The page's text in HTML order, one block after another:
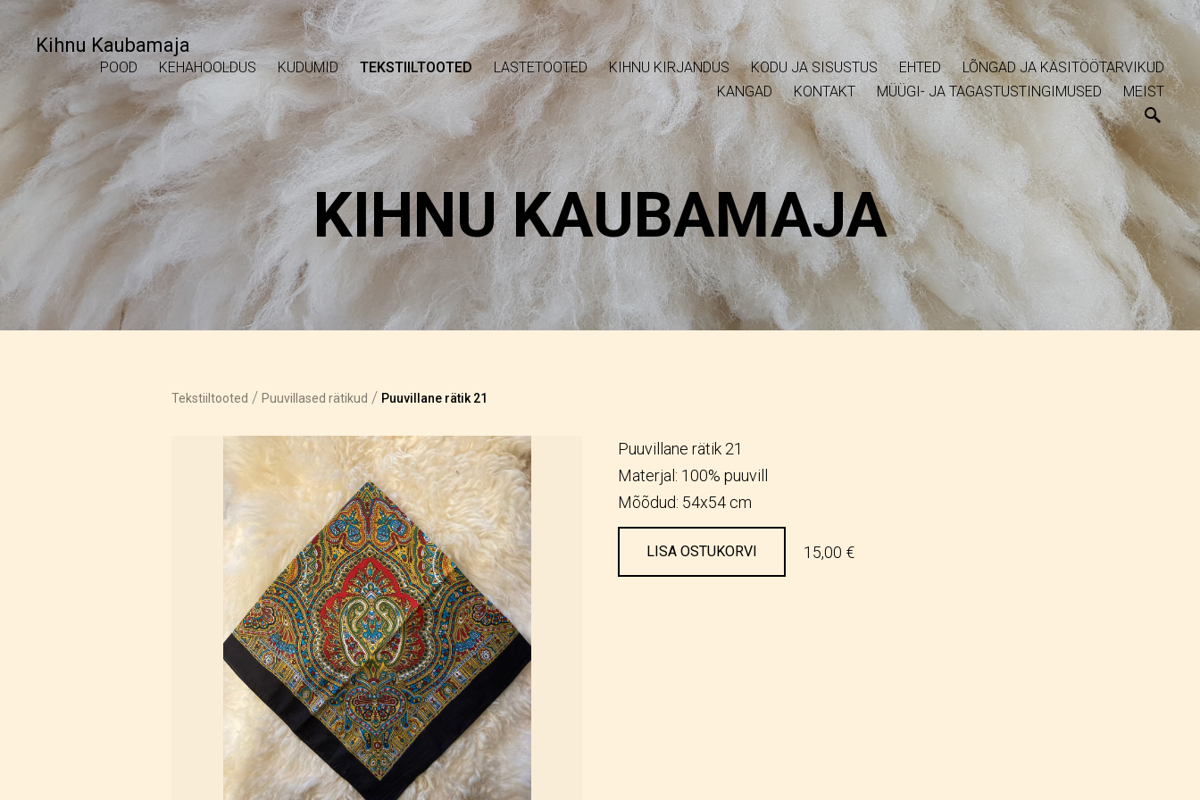
Kihnu Kaubamaja
POOD KEHAHOOLDUS KUDUMID TEKSTIILTOOTED LASTETOOTED KIHNU KIRJANDUS KODU JA SISUSTUS EHTED
LÕNGAD JA KÄSITÖÖTARVIKUD
KANGAD
KONTAKT MÜÜGI- JA TAGASTUSTINGIMUSED MEIST
KIHNU KAUBAMAJA
Tekstiiltooted / Puuvillased rätikud / Puuvillane rätik 21
Puuvillane rätik 21
Materjal: 100% puuvill
Mõõdud: 54x54 cm
LISA OSTUKORVI 15,00 €